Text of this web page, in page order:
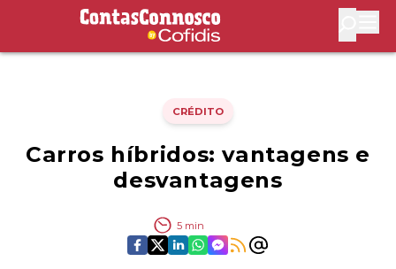
Contas Connosco by Cofidis
CRÉDITO
Carros híbridos: vantagens e
desvantagens
5 min